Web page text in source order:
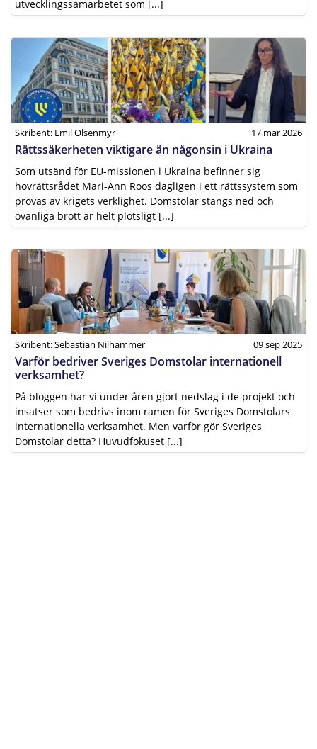
utvecklingssamarbetet som [...]
Skribent: Emil Olsenmyr 17 mar 2026
Rättssäkerheten viktigare än någonsin i Ukraina
Som utsänd för EU-missionen i Ukraina befinner sig
hovrättsrådet Mari-Ann Roos dagligen i ett rättssystem som
prövas av krigets verklighet. Domstolar stängs ned och
ovanliga brott är helt plötsligt [...]
Skribent: Sebastian Nilhammer 09 sep 2025
Varför bedriver Sveriges Domstolar internationell
verksamhet?
På bloggen har vi under åren gjort nedslag i de projekt och
insatser som bedrivs inom ramen för Sveriges Domstolars
internationella verksamhet. Men varför gör Sveriges
Domstolar detta? Huvudfokuset [...]